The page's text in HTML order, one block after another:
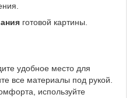
готовой картины.
удобное место для
все материалы под рукой.
используйте